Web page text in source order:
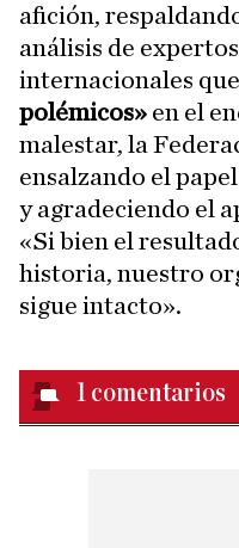
afición,
análisis de
internacionales
polémicos» en el
malestar, la
ensalzando el
y agradeciendo el
«Si bien el
historia, nuestro
sigue intacto».
1 comentarios